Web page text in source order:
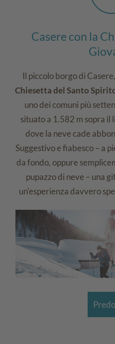
Casere con la
Il piccolo borgo di
Chiesetta del Santo
uno dei comuni più
situato a 1.582 m sopra il
dove la neve cade
Suggestivo e fiabesco – a
da fondo, oppure
pupazzo di neve – una
un'esperienza davvero